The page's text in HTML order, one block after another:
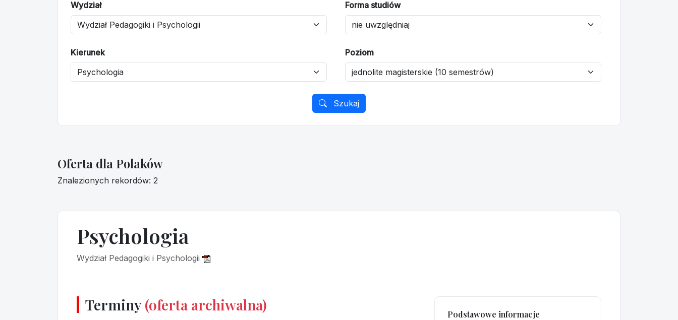
Wydział
Kierunek
Forma studiów
Poziom
Szukaj
Oferta dla Polaków
Znalezionych rekordów: 2
Psychologia
Wydział Pedagogiki i Psychologii
Terminy (oferta archiwalna)
Podstawowe informacje